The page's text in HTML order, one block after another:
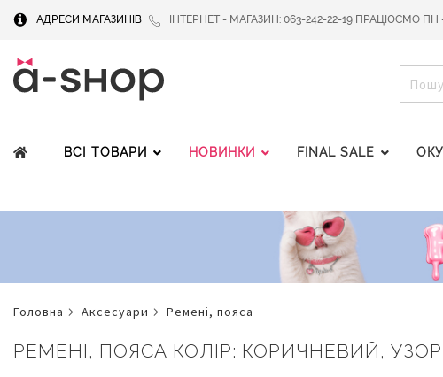
АДРЕСИ МАГАЗИНІВ ІНТЕРНЕТ - МАГАЗИН: 063-242-22-19 ПРАЦЮЄМО ПН -
ВСІ ТОВАРИ НОВИНКИ FINAL SALE
головна аксесуари ремені, пояса
РЕМЕНІ, ПОЯСА КОЛІР: КОРИЧНЕВИЙ,